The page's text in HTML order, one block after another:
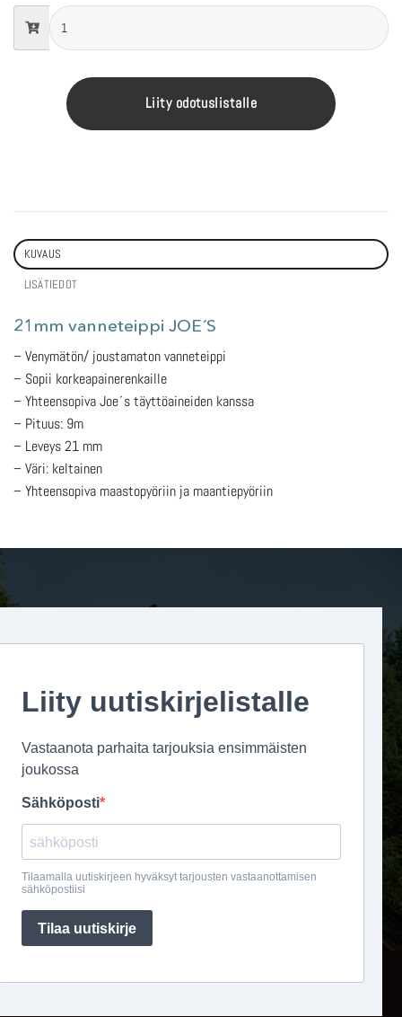
Liity odotuslistalle
KUVAUS
LISÄTIEDOT
21mm vanneteippi JOE´S
– Venymätön/ joustamaton vanneteippi
– Sopii korkeapainerenkaille
– Yhteensopiva Joe´s täyttöaineiden kanssa
– Pituus: 9m
– Leveys 21 mm
– Väri: keltainen
– Yhteensopiva maastopyöriin ja maantiepyöriin